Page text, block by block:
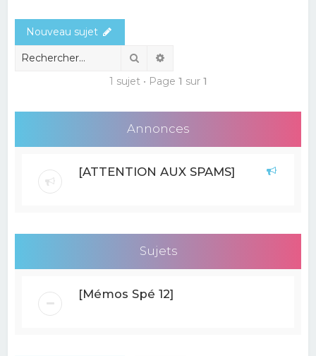
r
Nouveau sujet
Rechercher
1 sujet • Page 1 sur 1
Annonces
[ATTENTION AUX SPAMS]
Sujets
[Mémos Spé 12]